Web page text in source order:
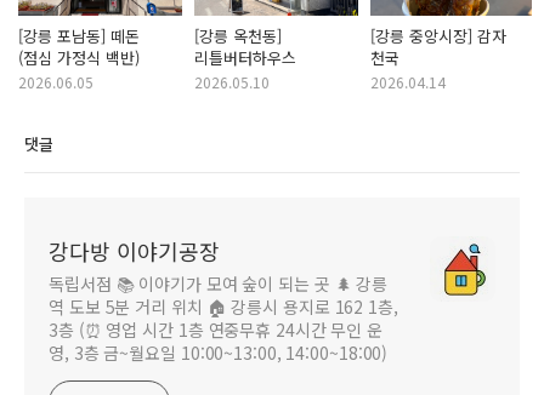
[강릉 포남동] 떼돈
(점심 가정식 백반)
2026.06.05
[강릉 옥천동]
리틀버터하우스
2026.05.10
[강릉 중앙시장] 감자
천국
2026.04.14
댓글
강다방 이야기공장
독립서점 📚 이야기가 모여 숲이 되는 곳 🌲 강릉
역 도보 5분 거리 위치 🏠 강릉시 용지로 162 1층,
3층 (⏰ 영업 시간 1층 연중무휴 24시간 무인 운
영, 3층 금~월요일 10:00~13:00, 14:00~18:00)